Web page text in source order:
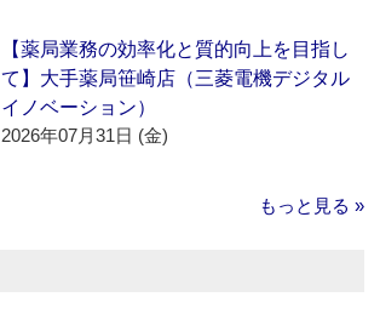
【薬局業務の効率化と質的向上を目指し
て】大手薬局笹崎店（三菱電機デジタル
イノベーション）
2026年07月31日 (金)
もっと見る »